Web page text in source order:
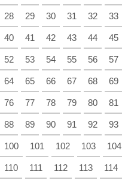
28 29 30 31 32 33
40 41 42 43 44 45
52 53 54 55 56 57
64 65 66 67 68 69
76 77 78 79 80 81
88 89 90 91 92 93
100 101 102 103 104
110 111 112 113 114